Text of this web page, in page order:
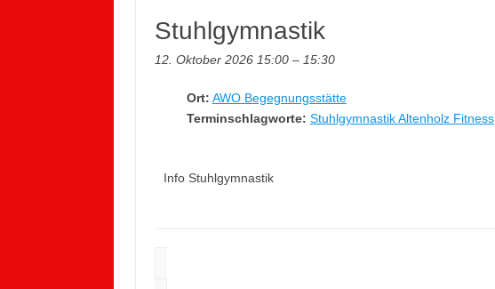
Stuhlgymnastik
12. Oktober 2026 15:00– 15:30
Ort: AWO Begegnungsstätte
Terminschlagworte: Stuhlgymnastik Altenholz Fitness
Info Stuhlgymnastik